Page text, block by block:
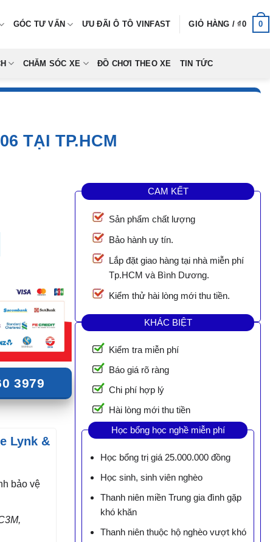
GÓC TƯ VẤN ƯU ĐÃI Ô TÔ VINFAST GIỎ HÀNG /₫0 0
CHĂM SÓC XE ĐỒ CHƠI THEO XE TIN TỨC
TẠI TP.HCM
TP.HCM số lượng
3979
Lynk &
bảo vệ
CAM KẾT
Sản phẩm chất lượng
Bảo hành uy tín.
Lắp đặt giao hàng tại nhà miễn phí
Tp.HCM và Bình Dương.
Kiểm thử hài lòng mới thu tiền.
KHÁC BIỆT
Kiểm tra miễn phí
Báo giá rõ ràng
Chi phí hợp lý
Hài lòng mới thu tiền
Học bổng học nghề miễn phí
Học bổng trị giá 25.000.000 đồng
Học sinh, sinh viên nghèo
Thanh niên miền Trung gia đình gặp
khó khăn
Thanh niên thuộc hộ nghèo vượt khó